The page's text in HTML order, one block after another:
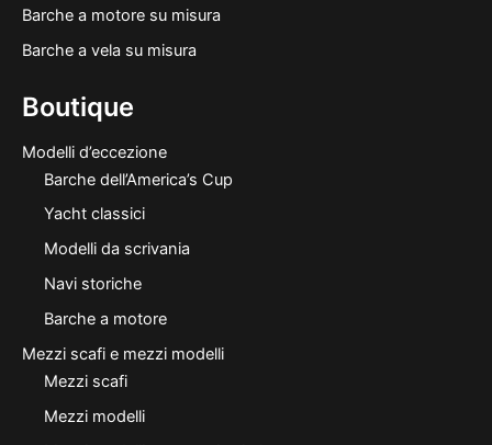
Barche a motore su misura
Barche a vela su misura
Boutique
Modelli d’eccezione
Barche dell’America’s Cup
Yacht classici
Modelli da scrivania
Navi storiche
Barche a motore
Mezzi scafi e mezzi modelli
Mezzi scafi
Mezzi modelli